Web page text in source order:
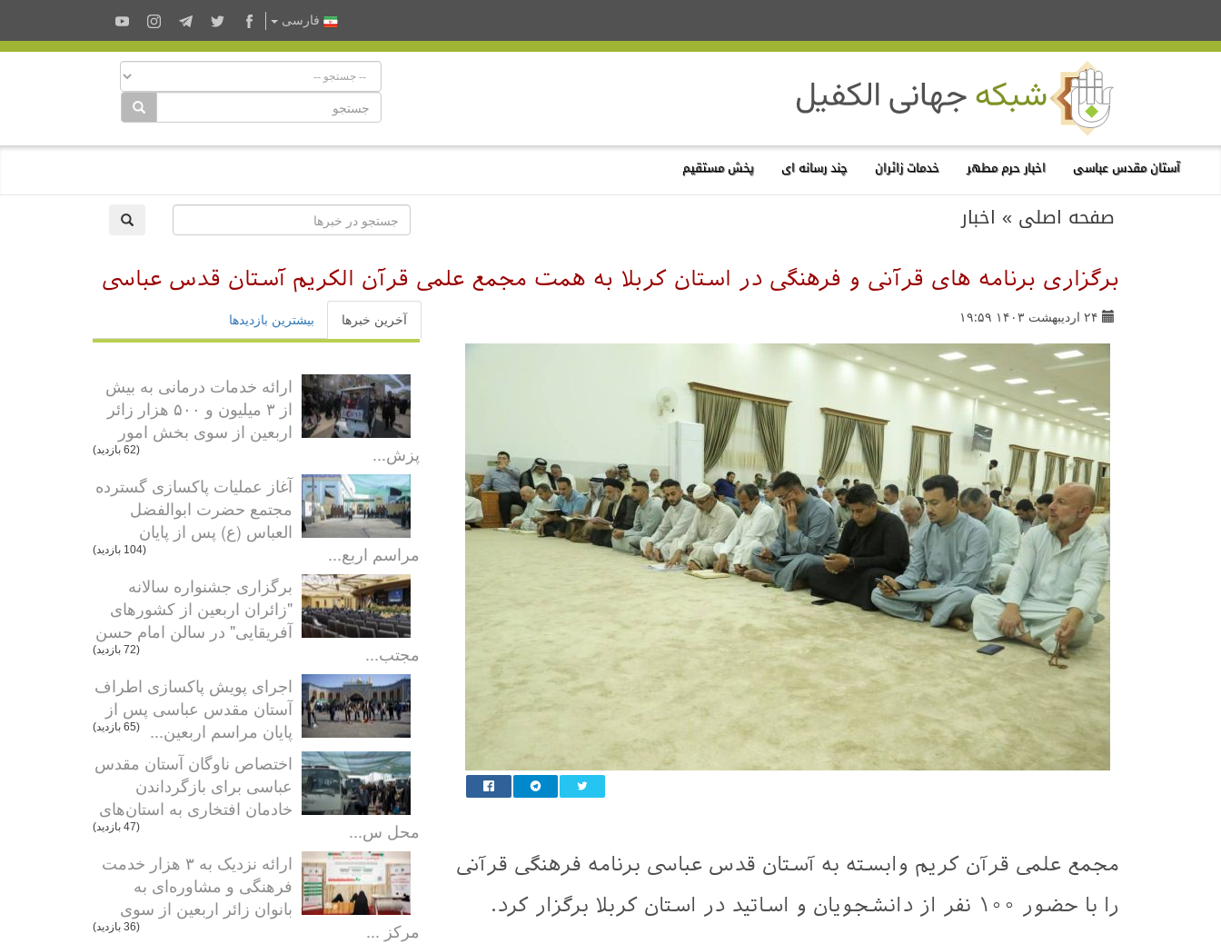
فارسى
آستان مقدس عباسی اخبار حرم مطهر خدمات زائران چند رسانه ای پخش مستقیم
صفحه اصلی » اخبار
برگزاری برنامه های قرآنی و فرهنگی در استان کربلا به همت مجمع علمی قرآن الکریم آستان قدس عباسی
۲۴ اردیبهشت ۱۴۰۳ ۱۹:۵۹
مجمع علمی قرآن کریم وابسته به آستان قدس عباسی برنامه فرهنگی قرآنی
را با حضور ۱۰۰ نفر از دانشجویان و اساتید در استان کربلا برگزار کرد.
آخرین خبرها بیشترین بازدیدها
ارائه خدمات درمانی به بیش
از ۳ میلیون و ۵۰۰ هزار زائر
اربعین از سوی بخش امور
پزش...
(62 بازدید)
آغاز عملیات پاکسازی گسترده
مجتمع حضرت ابوالفضل
العباس (ع) پس از پایان
مراسم اربع...
(104 بازدید)
برگزاری جشنواره سالانه
"زائران اربعین از کشورهای
آفریقایی" در سالن امام حسن
مجتب...
(72 بازدید)
اجرای پویش پاکسازی اطراف
آستان مقدس عباسی پس از
پایان مراسم اربعین...
(65 بازدید)
اختصاص ناوگان آستان مقدس
عباسی برای بازگرداندن
خادمان افتخاری به استان‌های
محل س...
(47 بازدید)
ارائه نزدیک به ۳ هزار خدمت
فرهنگی و مشاوره‌ای به
بانوان زائر اربعین از سوی
مرکز ...
(36 بازدید)